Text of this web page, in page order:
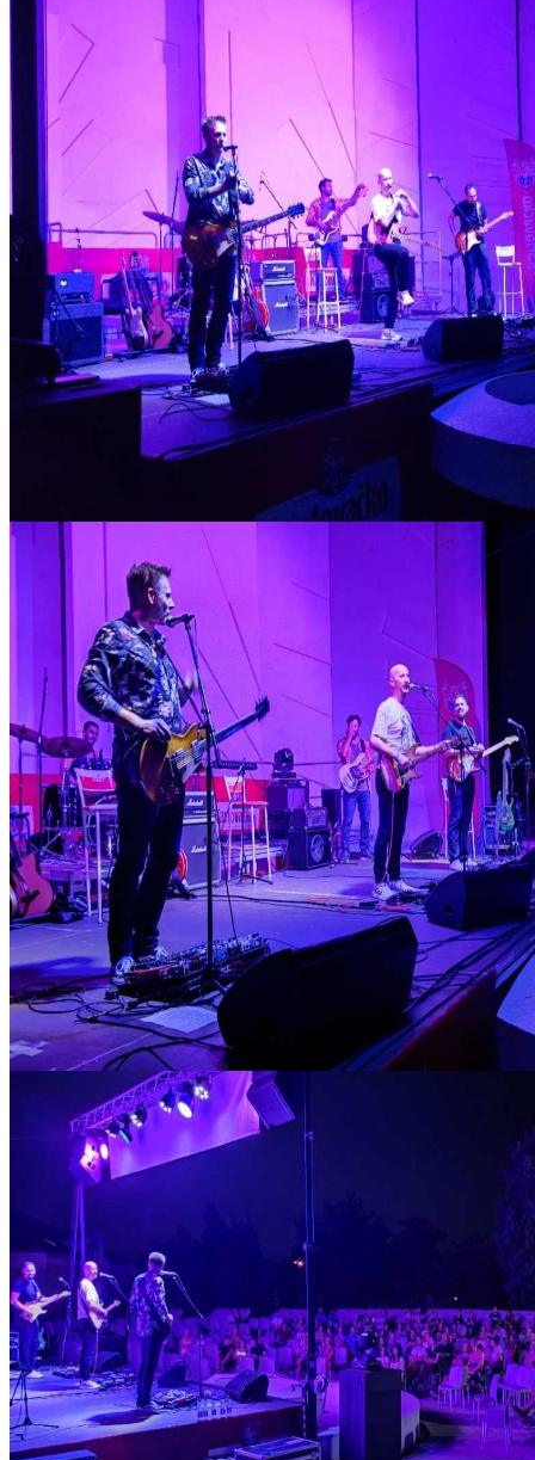
IMG_20210820_214009_copy_1280x720
IMG_20210820_214100_copy_1280x720